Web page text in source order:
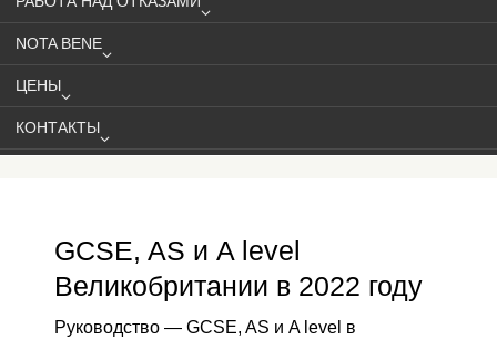
NOTA BENE
ЦЕНЫ
КОНТАКТЫ
GCSE, AS и A level
Великобритании в 2022 году
Руководство — GCSE, AS и A level в